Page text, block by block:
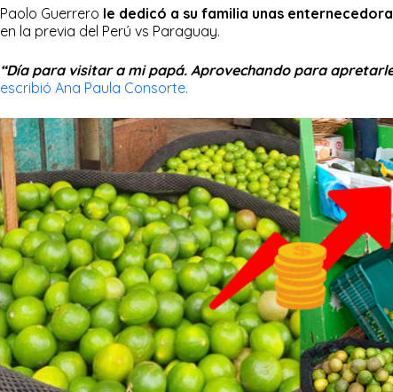
Paolo Guerrero le dedicó a su familia unas
en la previa del Perú vs Paraguay.
“Día para visitar a mi papá. Aprovechando para
escribió Ana Paula Consorte.